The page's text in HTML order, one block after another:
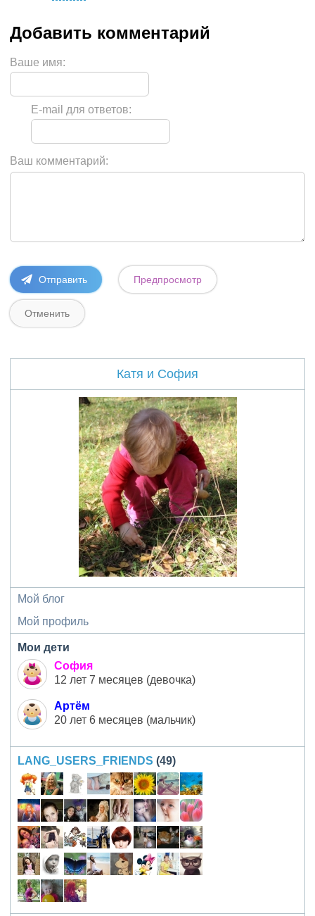
Ваше имя:
E-mail для ответов:
Ваш комментарий:
Катя и София
Мой блог
Мой профиль
Мои дети
София
12 лет 7 месяцев (девочка)
Артём
20 лет 6 месяцев (мальчик)
LANG_USERS_FRIENDS (49)